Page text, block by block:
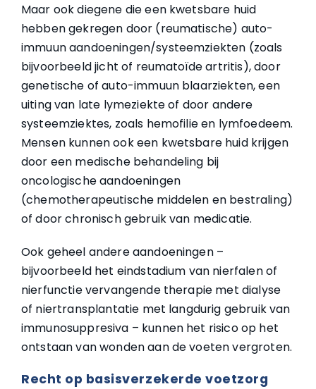
Maar ook diegene die een kwetsbare huid
hebben gekregen door (reumatische) auto-
immuun aandoeningen/systeemziekten (zoals
bijvoorbeeld jicht of reumatoïde artritis), door
genetische of auto-immuun blaarziekten, een
uiting van late lymeziekte of door andere
systeemziektes, zoals hemofilie en lymfoedeem.
Mensen kunnen ook een kwetsbare huid krijgen
door een medische behandeling bij
oncologische aandoeningen
(chemotherapeutische middelen en bestraling)
of door chronisch gebruik van medicatie.
Ook geheel andere aandoeningen –
bijvoorbeeld het eindstadium van nierfalen of
nierfunctie vervangende therapie met dialyse
of niertransplantatie met langdurig gebruik van
immunosuppresiva – kunnen het risico op het
ontstaan van wonden aan de voeten vergroten.
Recht op basisverzekerde voetzorg